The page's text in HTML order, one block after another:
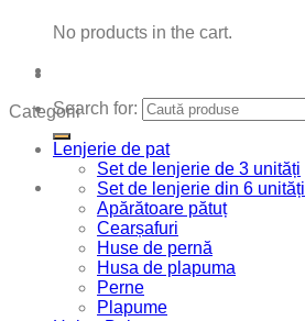
No products in the cart.
Search for:
Categorii
Lenjerie de pat
Set de lenjerie de 3 unități
Set de lenjerie din 6 unități
Apărătoare pătuț
Cearșafuri
Huse de pernă
Husa de plapuma
Perne
Plapume